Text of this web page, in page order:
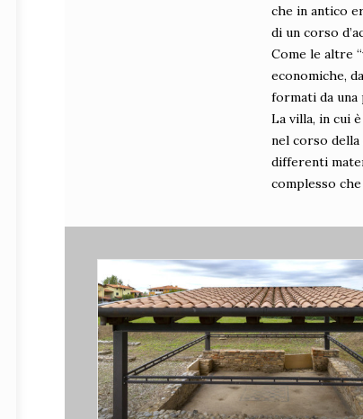
che in antico
di un corso
Come le altre
economiche,
formati da una
La villa, in cui
nel corso
differenti
complesso